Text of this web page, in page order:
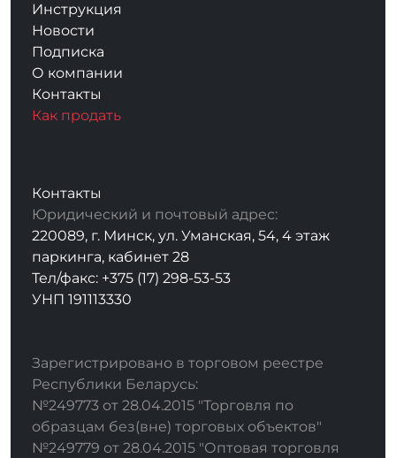
Инструкция
Новости
Подписка
О компании
Контакты
Как продать
Контакты
Юридический и почтовый адрес:
220089, г. Минск, ул. Уманская, 54, 4 этаж
паркинга, кабинет 28
Тел/факс: +375 (17) 298-53-53
УНП 191113330
Зарегистрировано в торговом реестре
Республики Беларусь:
№249773 от 28.04.2015 "Торговля по
образцам без(вне) торговых объектов"
№249779 от 28.04.2015 "Оптовая торговля